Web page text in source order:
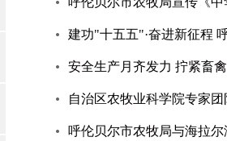
建功"十五五"·奋进新征程
安全生产月齐发力 拧紧畜
自治区农牧业科学院专家
呼伦贝尔市农牧局与海拉